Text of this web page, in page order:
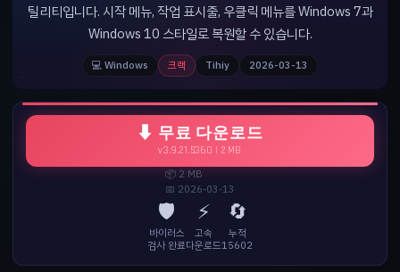
틸리티입니다. 시작 메뉴, 작업 표시줄, 우클릭 메뉴를 Windows 7과
Windows 10 스타일로 복원할 수 있습니다.
💻 Windows 크랙 Tihiy 2026-03-13
⬇ 무료 다운로드
v3.9.21.5360 | 2 MB
📦 2 MB
📅 2026-03-13
🛡️
바이러스
검사 완료
⚡
고속
다운로드
🔄
누적
15602